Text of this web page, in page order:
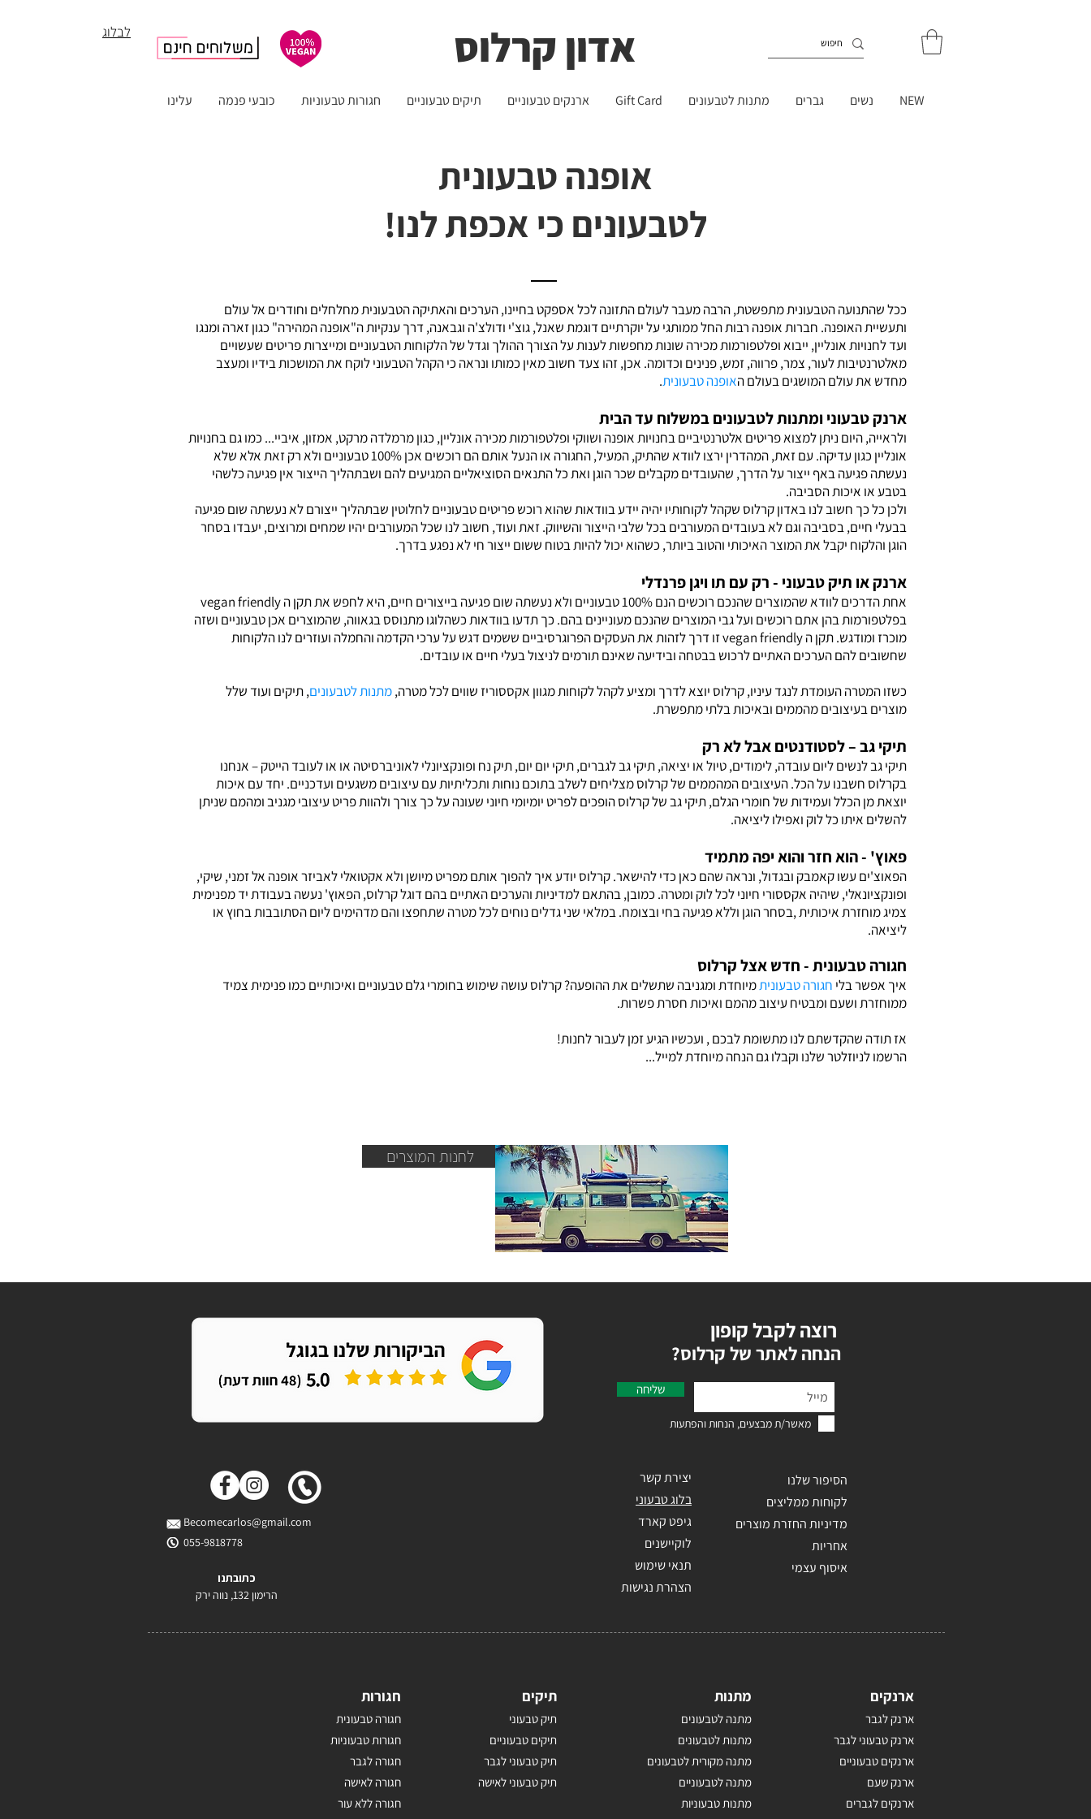
לבלוג אדון קרלוס
NEW נשים גברים מתנות לטבעונים Gift Card ארנקים טבעוניים תיקים טבעוניים חגורות טבעוניות כובעי פנמה עלינו
אופנה טבעונית
לטבעונים כי אכפת לנו!
לחנות המוצרים
ככל שהתנועה הטבעונית מתפשטת, הרבה מעבר לעולם התזונה לכל אספקט בחיינו, הערכים והאתיקה הטבעונית מחלחלים וחודרים אל עולם
ותעשיית האופנה. חברות אופנה רבות החל ממותגי על יוקרתיים דוגמת שאנל, גוצ'י ודולצ'ה וגבאנה, דרך ענקיות ה"אופנה המהירה" כגון זארה ומנגו
ועד לחנויות אונליין, ייבוא ופלטפורמות מכירה שונות מחפשות לענות על הצורך ההולך וגדל של הלקוחות הטבעוניים ומייצרות פריטים שעשויים
מאלטרנטיבות לעור, צמר, פרווה, זמש, פנינים וכדומה. אכן, זהו צעד חשוב מאין כמותו ונראה כי הקהל הטבעוני לוקח את המושכות בידיו ומעצב
מחדש את עולם המושגים בעולם האופנה טבעונית.
ארנק טבעוני ומתנות לטבעונים במשלוח עד הבית
ולראייה, היום ניתן למצוא פריטים אלטרנטיביים בחנויות אופנה ושווקי ופלטפורמות מכירה אונליין, כגון מרמלדה מרקט, אמזון, איביי... כמו גם בחנויות
אונליין כגון עדיקה. עם זאת, המהדרין ירצו לוודא שהתיק, המעיל, החגורה או הנעל אותם הם רוכשים אכן 100% טבעוניים ולא רק זאת אלא שלא
נעשתה פגיעה באף ייצור על הדרך, שהעובדים מקבלים שכר הוגן ואת כל התנאים הסוציאליים המגיעים להם ושבתהליך הייצור אין פגיעה כלשהי
בטבע או איכות הסביבה.
ולכן כל כך חשוב לנו באדון קרלוס שקהל לקוחותיו יהיה יידע בוודאות שהוא רוכש פריטים טבעוניים לחלוטין שבתהליך ייצורם לא נעשתה שום פגיעה
בבעלי חיים, בסביבה וגם לא בעובדים המעורבים בכל שלבי הייצור והשיווק. זאת ועוד, חשוב לנו שכל המעורבים יהיו שמחים ומרוצים, יעבדו בסחר
הוגן והלקוח יקבל את המוצר האיכותי והטוב ביותר, כשהוא יכול להיות בטוח ששום ייצור חי לא נפגע בדרך.
ארנק או תיק טבעוני - רק עם תו ויגן פרנדלי
אחת הדרכים לוודא שהמוצרים שהנכם רוכשים הנם 100% טבעוניים ולא נעשתה שום פגיעה בייצורים חיים, היא לחפש את תקן ה vegan friendly
בפלטפורמות בהן אתם רוכשים ועל גבי המוצרים שהנכם מעוניינים בהם. כך תדעו בוודאות כשהלוגו מתנוסס בגאווה, שהמוצרים אכן טבעוניים ושזה
מוכרז ומודגש. תקן ה vegan friendly זו דרך לזהות את העסקים הפרוגרסיביים ששמים דגש על ערכי הקדמה והחמלה ועוזרים לנו הלקוחות
שחשובים להם הערכים האתיים לרכוש בבטחה ובידיעה שאינם תורמים לניצול בעלי חיים או עובדים.
כשזו המטרה העומדת לנגד עיניו, קרלוס יוצא לדרך ומציע לקהל לקוחות מגוון אקססוריז שווים לכל מטרה,מתנות לטבעונים, תיקים ועוד שלל
מוצרים בעיצובים מהממים ובאיכות בלתי מתפשרת.
תיקי גב – לסטודנטים אבל לא רק
תיקי גב לנשים ליום עובדה, לימודים, טיול או יציאה, תיקי גב לגברים, תיקי יום יום, תיק נח ופונקציונלי לאוניברסיטה או או לעובד הייטק – אנחנו
בקרלוס חשבנו על הכל. העיצובים המהממים של קרלוס מצליחים לשלב בתוכם נוחות ותכליתיות עם עיצובים משגעים ועדכניים. יחד עם איכות
יוצאת מן הכלל ועמידות של חומרי הגלם, תיקי גב של קרלוס הופכים לפריט יומיומי חיוני שעונה על כך צורך ולהוות פריט עיצובי מגניב ומהמם שניתן
להשלים איתו כל לוק ואפילו ליציאה.
פאוץ' - הוא חזר והוא יפה מתמיד
הפאוצ'ים עשו קאמבק ובגדול, ונראה שהם כאן כדי להישאר. קרלוס יודע איך להפוך אותם מפריט מיושן ולא אקטואלי לאביזר אופנה אל זמני, שיקי,
ופונקציונאלי, שיהיה אקססורי חיוני לכל לוק ומטרה. כמובן, בהתאם למדיניות והערכים האתיים בהם דוגל קרלוס, הפאוץ' נעשה בעבודת יד מפנימית
צמיג מוחזרת איכותית ,בסחר הוגן וללא פגיעה בחי ובצומח. במלאי שני גדלים נוחים לכל מטרה שתחפצו והם מדהימים ליום הסתובבות בחוץ או
ליציאה.
חגורה טבעונית - חדש אצל קרלוס
איך אפשר בלי חגורה טבעוניתמיוחדת ומגניבה שתשלים את ההופעה? קרלוס עושה שימוש בחומרי גלם טבעוניים ואיכותיים כמו פנימית צמיד
ממוחזרת ושעם ומבטיח עיצוב מהמם ואיכות חסרת פשרות.
אז תודה שהקדשתם לנו מתשומת לבכם , ועכשיו הגיע זמן לעבור לחנות!
הרשמו לניוזלטר שלנו וקבלו גם הנחה מיוחדת למייל...
Becomecarlos@gmail.com
055-9818778
כתובתנו
הרימון 132, נווה ירק
רוצה לקבל קופון
?הנחה לאתר של קרלוס
שליחה
מאשר/ת מבצעים, הנחות והפתעות
יצירת קשר
בלוג טבעוני
גיפט קארד
לוקיישנים
תנאי שימוש
הצהרת נגישות
הסיפור שלנו
לקוחות ממליצים
מדיניות החזרת מוצרים
אחריות
איסוף עצמי
חגורות
חגורה טבעונית
חגורות טבעוניות
חגורה לגבר
חגורה לאישה
חגורה ללא עור
תיקים
תיק טבעוני
תיקים טבעוניים
תיק טבעוני לגבר
תיק טבעוני לאישה
מתנות
מתנה לטבעונים
מתנות לטבעונים
מתנה מקורית לטבעונים
מתנה לטבעוניים
מתנות טבעוניות
ארנקים
ארנק לגבר
ארנק טבעוני לגבר
ארנקים טבעוניים
ארנק שעם
ארנקים לגברים